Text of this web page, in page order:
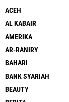
ACEH
AL KABAIR
AMERIKA
AR-RANIRY
BAHARI
BANK SYARIAH
BEAUTY